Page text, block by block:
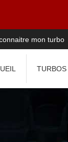
mon turbo
TURBOS